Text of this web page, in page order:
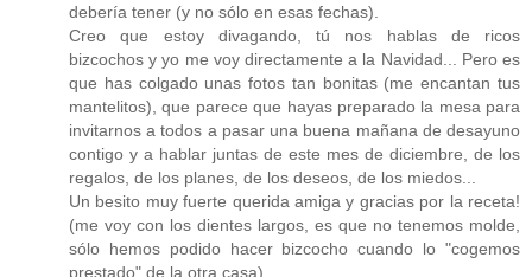
debería tener (y no sólo en esas fechas).
Creo que estoy divagando, tú nos hablas de ricos
bizcochos y yo me voy directamente a la Navidad... Pero es
que has colgado unas fotos tan bonitas (me encantan tus
mantelitos), que parece que hayas preparado la mesa para
invitarnos a todos a pasar una buena mañana de desayuno
contigo y a hablar juntas de este mes de diciembre, de los
regalos, de los planes, de los deseos, de los miedos...
Un besito muy fuerte querida amiga y gracias por la receta!
(me voy con los dientes largos, es que no tenemos molde,
sólo hemos podido hacer bizcocho cuando lo "cogemos
prestado" de la otra casa)